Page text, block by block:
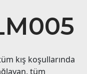
kış koşullarında
tüm